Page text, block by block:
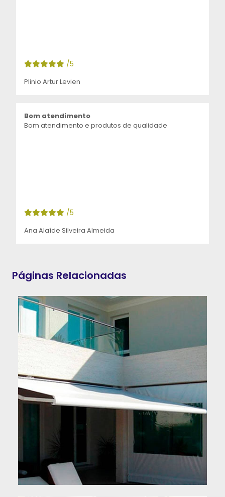
/5
Plinio Artur Levien
Bom atendimento
Bom atendimento e produtos de qualidade
/5
Ana Alaíde Silveira Almeida
Páginas Relacionadas